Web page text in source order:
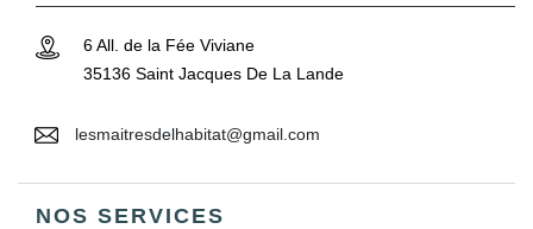
6 All. de la Fée Viviane
35136 Saint Jacques De La Lande
lesmaitresdelhabitat@gmail.com
NOS SERVICES